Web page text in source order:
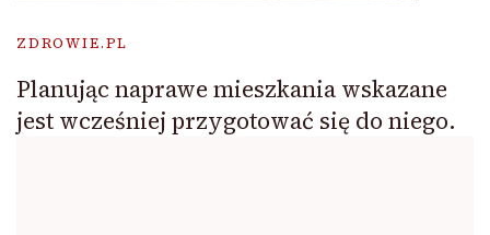
ZDROWIE.PL
Planując naprawe mieszkania wskazane
jest wcześniej przygotować się do niego.